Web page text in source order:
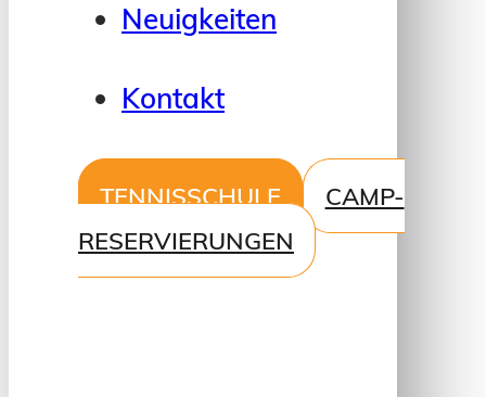
Neuigkeiten
Kontakt
TENNISSCHULE
CAMP-
RESERVIERUNGEN